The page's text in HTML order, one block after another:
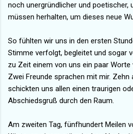
noch unergründlicher und poetischer,
müssen herhalten, um dieses neue
So fühlten wir uns in den ersten
Stimme verfolgt, begleitet und sogar
zu Zeit einem von uns ein paar
Zwei Freunde sprachen mit mir. Zehn
schickten uns allen einen traurigen
Abschiedsgruß durch den Raum.
Am zweiten Tag, fünfhundert Meilen